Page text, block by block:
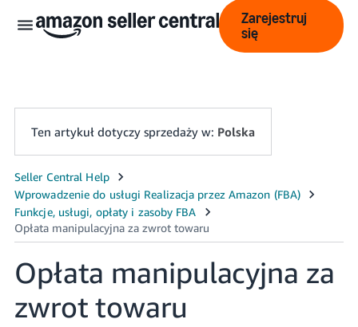
中
文
-
English
- GB
Zarejestruj
się
Ten artykuł dotyczy sprzedaży w: Polska
Opłata manipulacyjna za
zwrot towaru